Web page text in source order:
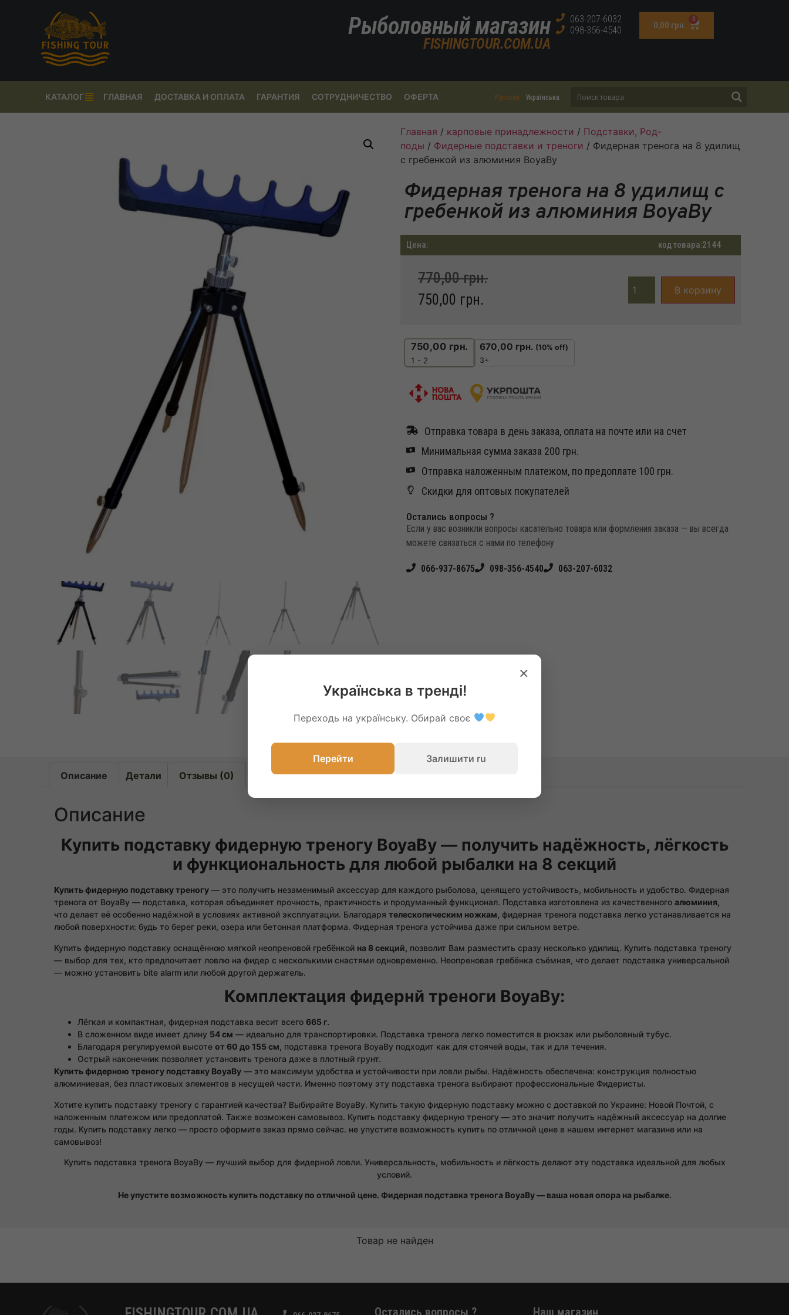
Рыболовный магазин
FISHINGTOUR.COM.UA
063-207-6032
098-356-4540
0,00 грн.
0
Русский Українська
КАТАЛОГ ГЛАВНАЯ ДОСТАВКА И ОПЛАТА ГАРАНТИЯ СОТРУДНИЧЕСТВО ОФЕРТА
Главная / карповые принадлежности / Подставки, Род-
поды / Фидерные подставки и треноги / Фидерная тренога на 8 удилищ
с гребенкой из алюминия BoyaBy
Фидерная тренога на 8 удилищ с
гребенкой из алюминия BoyaBy
Цена: код товара:2144
770,00грн.
750,00 грн.
В корзину
750,00 грн.
1 - 2
670,00 грн. (10% off)
3+
Отправка товара в день заказа, оплата на почте или на счет
Минимальная сумма заказа 200 грн.
Отправка наложенным платежом, по предоплате 100 грн.
Скидки для оптовых покупателей
Остались вопросы ?
Если у вас возникли вопросы касательно товара или формления заказа — вы всегда
можете связаться с нами по телефону
066-937-8675 098-356-4540 063-207-6032
Описание Детали Отзывы (0)
Описание
Купить подставку фидерную треногу BoyaBy — получить надёжность, лёгкость
и функциональность для любой рыбалки на 8 секций
Купить фидерную подставку треногу — это получить незаменимый аксессуар для каждого рыболова, ценящего устойчивость, мобильность и удобство. Фидерная
тренога от BoyaBy — подставка, которая объединяет прочность, практичность и продуманный функционал. Подставка изготовлена из качественного алюминия,
что делает её особенно надёжной в условиях активной эксплуатации. Благодаря телескопическим ножкам, фидерная тренога подставка легко устанавливается на
любой поверхности: будь то берег реки, озера или бетонная платформа. Фидерная тренога устойчива даже при сильном ветре.
Купить фидерную подставку оснащённою мягкой неопреновой гребёнкой на 8 секций, позволит Вам разместить сразу несколько удилищ. Купить подставка треногу
— выбор для тех, кто предпочитает ловлю на фидер с несколькими снастями одновременно. Неопреновая гребёнка съёмная, что делает подставка универсальной
— можно установить bite alarm или любой другой держатель.
Комплектация фидернй треноги BoyaBy:
Лёгкая и компактная, фидерная подставка весит всего 665 г.
В сложенном виде имеет длину 54 см — идеально для транспортировки. Подставка тренога легко поместится в рюкзак или рыболовный тубус.
Благодаря регулируемой высоте от 60 до 155 см, подставка тренога BoyaBy подходит как для стоячей воды, так и для течения.
Острый наконечник позволяет установить тренога даже в плотный грунт.
Купить фидерною треногу подставку BoyaBy — это максимум удобства и устойчивости при ловли рыбы. Надёжность обеспечена: конструкция полностью
алюминиевая, без пластиковых элементов в несущей части. Именно поэтому эту подставка тренога выбирают профессиональные Фидеристы.
Хотите купить подставку треногу с гарантией качества? Выбирайте BoyaBy. Купить такую фидерную подставку можно с доставкой по Украине: Новой Почтой, с
наложенным платежом или предоплатой. Также возможен самовывоз. Купить подставку фидерную треногу — это значит получить надёжный аксессуар на долгие
годы. Купить подставку легко — просто оформите заказ прямо сейчас. не упустите возможность купить по отличной цене в нашем интернет магазине или на
самовывоз!
Купить подставка тренога BoyaBy — лучший выбор для фидерной ловли. Универсальность, мобильность и лёгкость делают эту подставка идеальной для любых
условий.
Не упустите возможность купить подставку по отличной цене. Фидерная подставка тренога BoyaBy — ваша новая опора на рыбалке.
Товар не найден
Остались вопросы ? Наш магазин
×
Українська в тренді!
Переходь на українську. Обирай своє
Перейти Залишити ru